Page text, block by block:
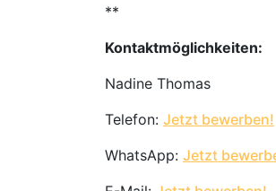
**
Kontaktmöglichkeiten:
Nadine Thomas
Telefon: Jetzt bewerben!
WhatsApp: Jetzt